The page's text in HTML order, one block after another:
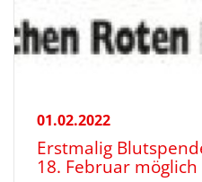
01.02.2022
Erstmalig
18. Februar möglich